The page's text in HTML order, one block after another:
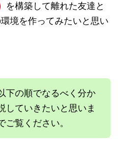
を構築して離れた友達と
境を作ってみたいと思い
下の順でなるべく分か
していきたいと思いま
ご覧ください。